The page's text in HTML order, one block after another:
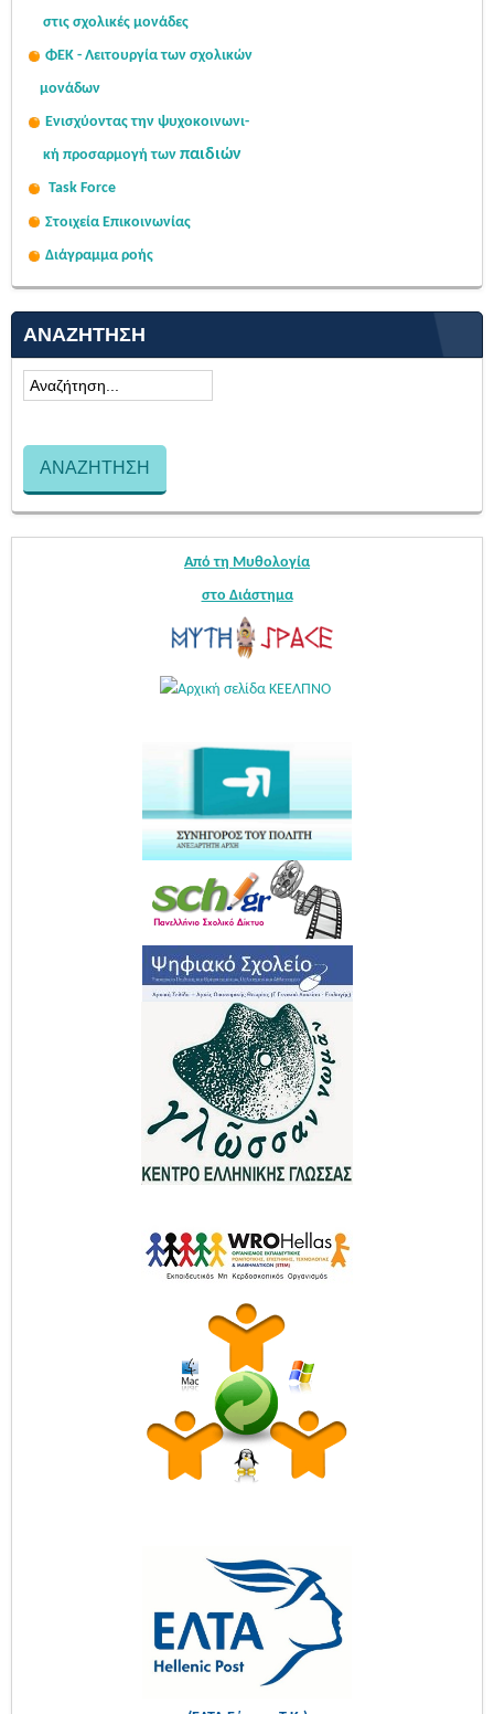
στις σχολικές μονάδες
ΦΕΚ - Λειτουργία των σχολικών
μονάδων
Ενισχύοντας την ψυχοκοινωνι-
κή προσαρμογή των παιδιών
Task Force
Στοιχεία Επικοινωνίας
Διάγραμμα ροής
ΑΝΑΖΉΤΗΣΗ
Από τη Μυθολογία
στο Διάστημα